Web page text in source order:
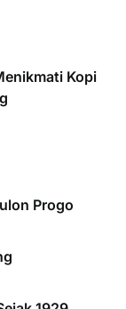
Kopi
Progo